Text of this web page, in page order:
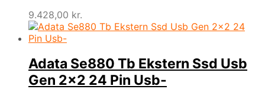
9.428,00 kr.
Adata Se880 Tb Ekstern Ssd Usb
Gen 2×2 24 Pin Usb-